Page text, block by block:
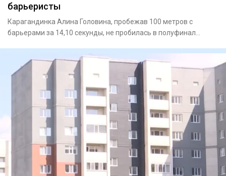
барьеристы
Карагандинка Алина Головина, пробежав 100 метров с
барьерами за 14,10 секунды, не пробилась в полуфинал